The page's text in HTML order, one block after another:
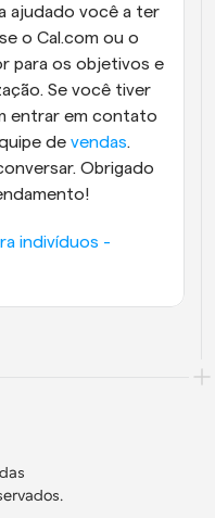
ajudado você a ter
o Cal.com ou o
para os objetivos e
Se você tiver
entrar em contato
de vendas.
Obrigado
indivíduos -